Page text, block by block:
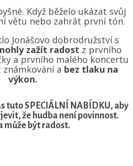
Když běželo ukázat svůj
větu nebo zahrát první tón.
Jonášovo dobrodružství s
zažít radost z prvního
a prvního malého koncertu
známkování a bez tlaku na
výkon.
tuto SPECIÁLNÍ NABÍDKU, aby
že hudba není povinnost.
může být radost.